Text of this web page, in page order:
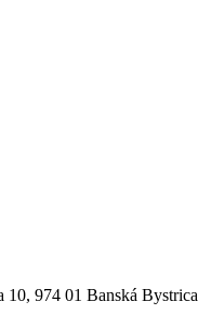
10, 974 01 Banská Bystrica